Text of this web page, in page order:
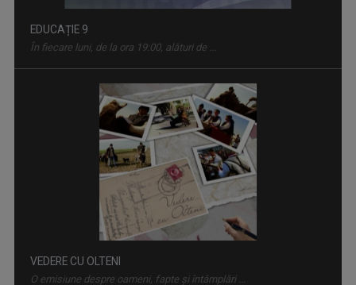
EDUCAȚIE 9
În fiecare luni, de la ora 19:00, alături de ...
VEDERE CU OLTENI
O emisiune despre oameni, fapte şi întâmplări ...